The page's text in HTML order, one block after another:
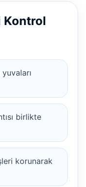
Kontrol
yuvaları
birlikte
korunarak